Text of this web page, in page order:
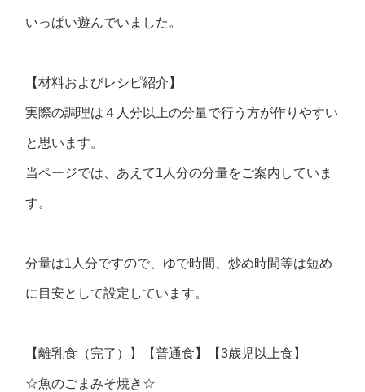
いっぱい遊んでいました。
【材料およびレシピ紹介】
実際の調理は４人分以上の分量で行う方が作りやすい
と思います。
当ページでは、あえて1人分の分量をご案内していま
す。
分量は1人分ですので、ゆで時間、炒め時間等は短め
に目安として設定しています。
【離乳食（完了）】【普通食】【3歳児以上食】
☆魚のごまみそ焼き☆